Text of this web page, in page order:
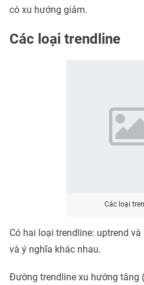
có xu hướng giảm.
Các loại trendline
Các loại
Có hai loại trendline: uptrend
và ý nghĩa khác nhau.
Đường trendline xu hướng tăng